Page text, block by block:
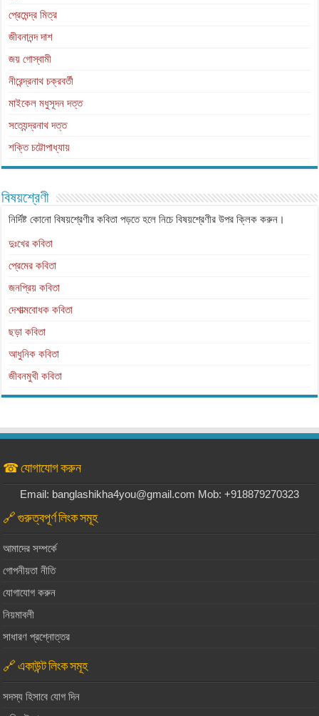
প্রেমেন্দ্র মিত্র
জীবনানন্দ দাশ
জয় গোস্বামী
নীরেন্দ্রনাথ চক্রবর্তী
মাইকেল মধুসূদন দত্ত
সত্যেন্দ্রনাথ দত্ত
শক্তি চট্টোপাধ্যায়
বিষয়শ্রেণী
নির্দিষ্ট কোনো বিষয়শ্রেণীর কবিতা পড়তে হলে নিচে বিষয়শ্রেণীর উপর ক্লিক করুন।
দুঃখের কবিতা
প্রেমের কবিতা
জনপ্রিয় কবিতা
দেশাত্মবোধক কবিতা
ছড়া কবিতা
আধুনিক কবিতা
জীবনমুখী কবিতা
☎ যোগাযোগ করুন
Email: banglashikha4you@gmail.com Mob: +918879270323
🔗 গুরুত্বপূর্ণ লিংক সমূহ
আমাদের সম্পর্কে
গোপনীয়তা নীতি
যোগাযোগ করুন
নিয়মাবলী
সাধারণ প্রশ্নোত্তর
🔗 একাউন্ট লিংক সমূহ
সদস্য হিসাবে যোগ দিন